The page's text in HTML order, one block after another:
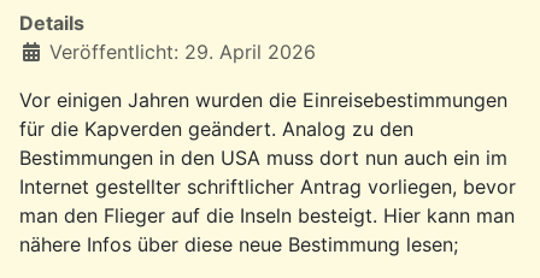
Details
Veröffentlicht: 29. April 2026
Vor einigen Jahren wurden die Einreisebestimmungen
für die Kapverden geändert. Analog zu den
Bestimmungen in den USA muss dort nun auch ein im
Internet gestellter schriftlicher Antrag vorliegen, bevor
man den Flieger auf die Inseln besteigt. Hier kann man
nähere Infos über diese neue Bestimmung lesen;